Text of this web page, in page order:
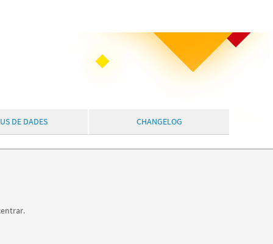
DE DADES CHANGELOG